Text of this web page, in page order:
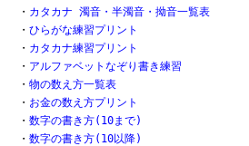
・ カタカナ 濁音・半濁音・拗音一覧表
・ ひらがな練習プリント
・ カタカナ練習プリント
・ アルファベットなぞり書き練習
・ 物の数え方一覧表
・ お金の数え方プリント
・ 数字の書き方(10まで)
・ 数字の書き方(10以降)